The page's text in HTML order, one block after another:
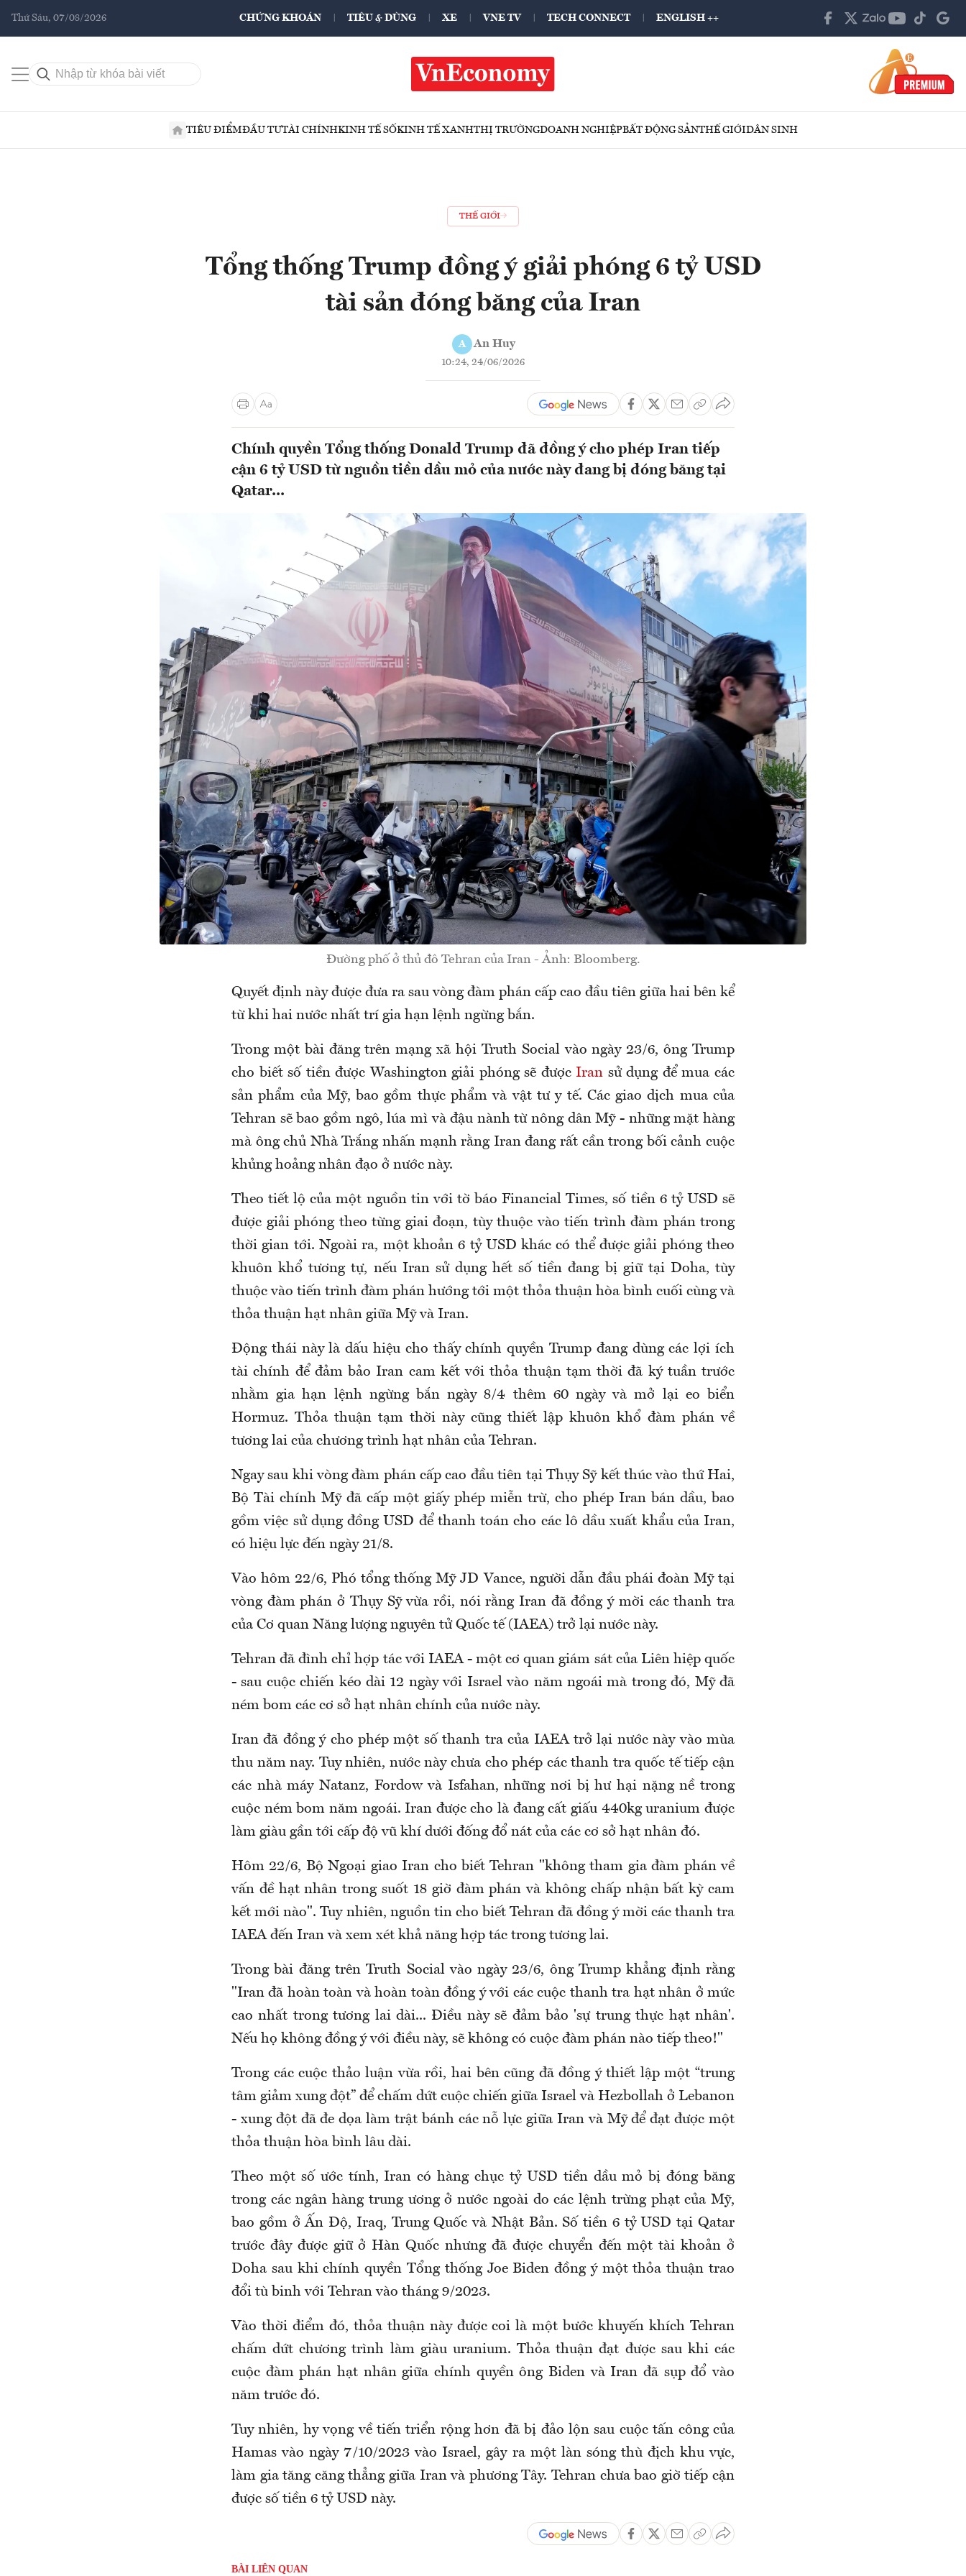
Thứ Sáu, 07/08/2026 CHỨNG KHOÁN TIÊU & DÙNG XE VNE TV TECH CONNECT ENGLISH ++
TIÊU ĐIỂMĐẦU TƯTÀI CHÍNHKINH TẾ SỐKINH TẾ XANHTHỊ TRƯỜNGDOANH NGHIỆPBẤT ĐỘNG SẢNTHẾ GIỚIDÂN SINH
THẾ GIỚI
Tổng thống Trump đồng ý giải phóng 6 tỷ USD
tài sản đóng băng của Iran
A An Huy
10:24, 24/06/2026
Chính quyền Tổng thống Donald Trump đã đồng ý cho phép Iran tiếp
cận 6 tỷ USD từ nguồn tiền dầu mỏ của nước này đang bị đóng băng tại
Qatar...
Đường phố ở thủ đô Tehran của Iran - Ảnh: Bloomberg.
Quyết định này được đưa ra sau vòng đàm phán cấp cao đầu tiên giữa hai bên kể
từ khi hai nước nhất trí gia hạn lệnh ngừng bắn.
Trong một bài đăng trên mạng xã hội Truth Social vào ngày 23/6, ông Trump
cho biết số tiền được Washington giải phóng sẽ được Iran sử dụng để mua các
sản phẩm của Mỹ, bao gồm thực phẩm và vật tư y tế. Các giao dịch mua của
Tehran sẽ bao gồm ngô, lúa mì và đậu nành từ nông dân Mỹ - những mặt hàng
mà ông chủ Nhà Trắng nhấn mạnh rằng Iran đang rất cần trong bối cảnh cuộc
khủng hoảng nhân đạo ở nước này.
Theo tiết lộ của một nguồn tin với tờ báo Financial Times, số tiền 6 tỷ USD sẽ
được giải phóng theo từng giai đoạn, tùy thuộc vào tiến trình đàm phán trong
thời gian tới. Ngoài ra, một khoản 6 tỷ USD khác có thể được giải phóng theo
khuôn khổ tương tự, nếu Iran sử dụng hết số tiền đang bị giữ tại Doha, tùy
thuộc vào tiến trình đàm phán hướng tới một thỏa thuận hòa bình cuối cùng và
thỏa thuận hạt nhân giữa Mỹ và Iran.
Động thái này là dấu hiệu cho thấy chính quyền Trump đang dùng các lợi ích
tài chính để đảm bảo Iran cam kết với thỏa thuận tạm thời đã ký tuần trước
nhằm gia hạn lệnh ngừng bắn ngày 8/4 thêm 60 ngày và mở lại eo biển
Hormuz. Thỏa thuận tạm thời này cũng thiết lập khuôn khổ đàm phán về
tương lai của chương trình hạt nhân của Tehran.
Ngay sau khi vòng đàm phán cấp cao đầu tiên tại Thụy Sỹ kết thúc vào thứ Hai,
Bộ Tài chính Mỹ đã cấp một giấy phép miễn trừ, cho phép Iran bán dầu, bao
gồm việc sử dụng đồng USD để thanh toán cho các lô dầu xuất khẩu của Iran,
có hiệu lực đến ngày 21/8.
Vào hôm 22/6, Phó tổng thống Mỹ JD Vance, người dẫn đầu phái đoàn Mỹ tại
vòng đàm phán ở Thụy Sỹ vừa rồi, nói rằng Iran đã đồng ý mời các thanh tra
của Cơ quan Năng lượng nguyên tử Quốc tế (IAEA) trở lại nước này.
Tehran đã đình chỉ hợp tác với IAEA - một cơ quan giám sát của Liên hiệp quốc
- sau cuộc chiến kéo dài 12 ngày với Israel vào năm ngoái mà trong đó, Mỹ đã
ném bom các cơ sở hạt nhân chính của nước này.
Iran đã đồng ý cho phép một số thanh tra của IAEA trở lại nước này vào mùa
thu năm nay. Tuy nhiên, nước này chưa cho phép các thanh tra quốc tế tiếp cận
các nhà máy Natanz, Fordow và Isfahan, những nơi bị hư hại nặng nề trong
cuộc ném bom năm ngoái. Iran được cho là đang cất giấu 440kg uranium được
làm giàu gần tới cấp độ vũ khí dưới đống đổ nát của các cơ sở hạt nhân đó.
Hôm 22/6, Bộ Ngoại giao Iran cho biết Tehran "không tham gia đàm phán về
vấn đề hạt nhân trong suốt 18 giờ đàm phán và không chấp nhận bất kỳ cam
kết mới nào". Tuy nhiên, nguồn tin cho biết Tehran đã đồng ý mời các thanh tra
IAEA đến Iran và xem xét khả năng hợp tác trong tương lai.
Trong bài đăng trên Truth Social vào ngày 23/6, ông Trump khẳng định rằng
"Iran đã hoàn toàn và hoàn toàn đồng ý với các cuộc thanh tra hạt nhân ở mức
cao nhất trong tương lai dài... Điều này sẽ đảm bảo 'sự trung thực hạt nhân'.
Nếu họ không đồng ý với điều này, sẽ không có cuộc đàm phán nào tiếp theo!"
Trong các cuộc thảo luận vừa rồi, hai bên cũng đã đồng ý thiết lập một “trung
tâm giảm xung đột” để chấm dứt cuộc chiến giữa Israel và Hezbollah ở Lebanon
- xung đột đã đe dọa làm trật bánh các nỗ lực giữa Iran và Mỹ để đạt được một
thỏa thuận hòa bình lâu dài.
Theo một số ước tính, Iran có hàng chục tỷ USD tiền dầu mỏ bị đóng băng
trong các ngân hàng trung ương ở nước ngoài do các lệnh trừng phạt của Mỹ,
bao gồm ở Ấn Độ, Iraq, Trung Quốc và Nhật Bản. Số tiền 6 tỷ USD tại Qatar
trước đây được giữ ở Hàn Quốc nhưng đã được chuyển đến một tài khoản ở
Doha sau khi chính quyền Tổng thống Joe Biden đồng ý một thỏa thuận trao
đổi tù binh với Tehran vào tháng 9/2023.
Vào thời điểm đó, thỏa thuận này được coi là một bước khuyến khích Tehran
chấm dứt chương trình làm giàu uranium. Thỏa thuận đạt được sau khi các
cuộc đàm phán hạt nhân giữa chính quyền ông Biden và Iran đã sụp đổ vào
năm trước đó.
Tuy nhiên, hy vọng về tiến triển rộng hơn đã bị đảo lộn sau cuộc tấn công của
Hamas vào ngày 7/10/2023 vào Israel, gây ra một làn sóng thù địch khu vực,
làm gia tăng căng thẳng giữa Iran và phương Tây. Tehran chưa bao giờ tiếp cận
được số tiền 6 tỷ USD này.
BÀI LIÊN QUAN